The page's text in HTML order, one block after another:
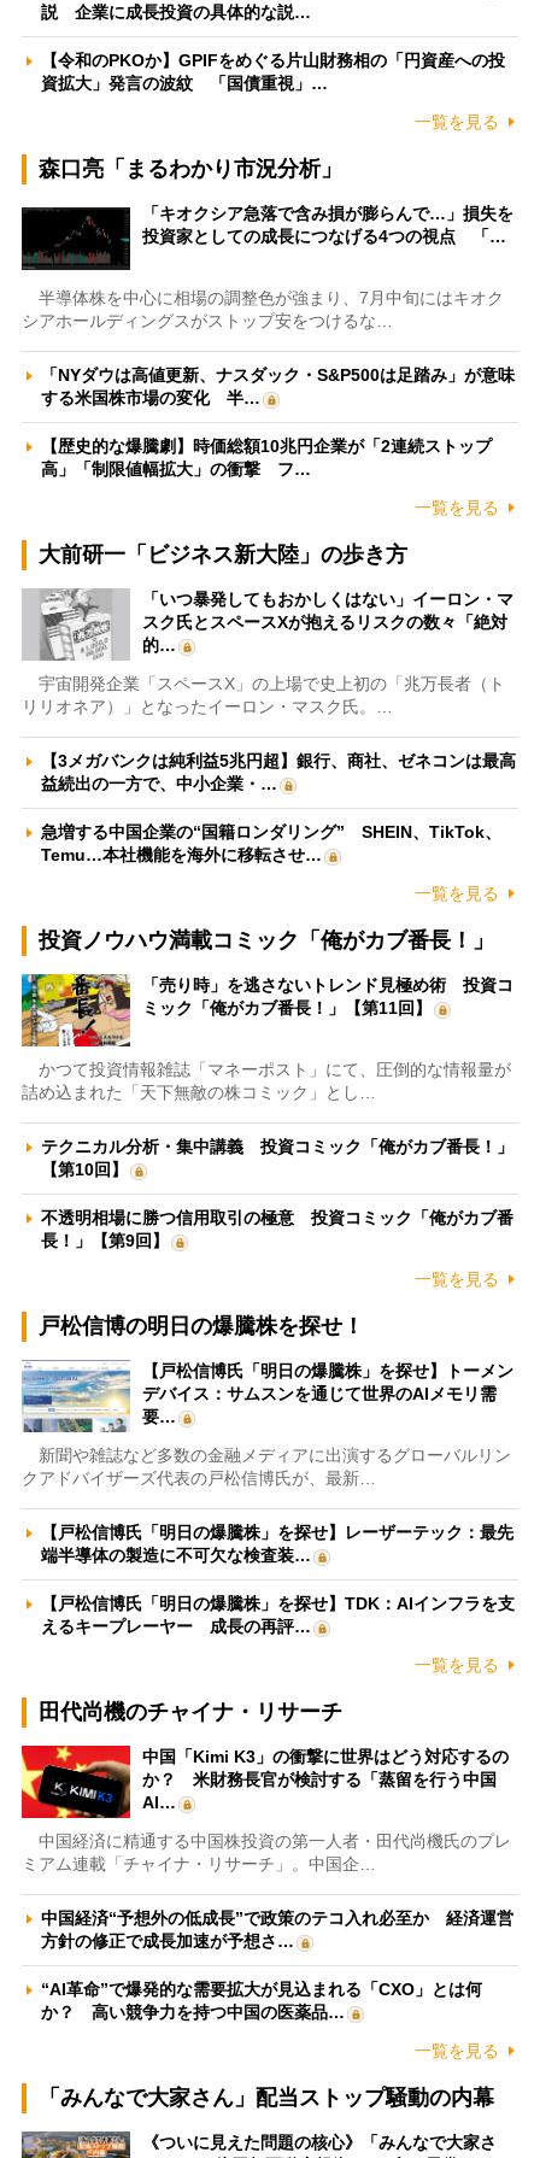
説 企業に成長投資の具体的な説…
【令和のPKOか】GPIFをめぐる片山財務相の「円資産への投
資拡大」発言の波紋 「国債重視」…
一覧を見る
森口亮「まるわかり市況分析」
「キオクシア急落で含み損が膨らんで…」損失を
投資家としての成長につなげる4つの視点 「…
半導体株を中心に相場の調整色が強まり、7月中旬にはキオク
シアホールディングスがストップ安をつけるな…
「NYダウは高値更新、ナスダック・S&P500は足踏み」が意味
する米国株市場の変化 半…
【歴史的な爆騰劇】時価総額10兆円企業が「2連続ストップ
高」「制限値幅拡大」の衝撃 フ…
一覧を見る
大前研一「ビジネス新大陸」の歩き方
「いつ暴発してもおかしくはない」イーロン・マ
スク氏とスペースXが抱えるリスクの数々「絶対
的…
宇宙開発企業「スペースX」の上場で史上初の「兆万長者（ト
リリオネア）」となったイーロン・マスク氏。…
【3メガバンクは純利益5兆円超】銀行、商社、ゼネコンは最高
益続出の一方で、中小企業・…
急増する中国企業の“国籍ロンダリング” SHEIN、TikTok、
Temu…本社機能を海外に移転させ…
一覧を見る
投資ノウハウ満載コミック「俺がカブ番長！」
「売り時」を逃さないトレンド見極め術 投資コ
ミック「俺がカブ番長！」【第11回】
かつて投資情報雑誌「マネーポスト」にて、圧倒的な情報量が
詰め込まれた「天下無敵の株コミック」とし…
テクニカル分析・集中講義 投資コミック「俺がカブ番長！」
【第10回】
不透明相場に勝つ信用取引の極意 投資コミック「俺がカブ番
長！」【第9回】
一覧を見る
戸松信博の明日の爆騰株を探せ！
【戸松信博氏「明日の爆騰株」を探せ】トーメン
デバイス：サムスンを通じて世界のAIメモリ需
要…
新聞や雑誌など多数の金融メディアに出演するグローバルリン
クアドバイザーズ代表の戸松信博氏が、最新…
【戸松信博氏「明日の爆騰株」を探せ】レーザーテック：最先
端半導体の製造に不可欠な検査装…
【戸松信博氏「明日の爆騰株」を探せ】TDK：AIインフラを支
えるキープレーヤー 成長の再評…
一覧を見る
田代尚機のチャイナ・リサーチ
中国「Kimi K3」の衝撃に世界はどう対応するの
か？ 米財務長官が検討する「蒸留を行う中国
AI…
中国経済に精通する中国株投資の第一人者・田代尚機氏のプレ
ミアム連載「チャイナ・リサーチ」。中国企…
中国経済“予想外の低成長”で政策のテコ入れ必至か 経済運営
方針の修正で成長加速が予想さ…
“AI革命”で爆発的な需要拡大が見込まれる「CXO」とは何
か？ 高い競争力を持つ中国の医薬品…
一覧を見る
「みんなで大家さん」配当ストップ騒動の内幕
《ついに見えた問題の核心》「みんなで大家さ